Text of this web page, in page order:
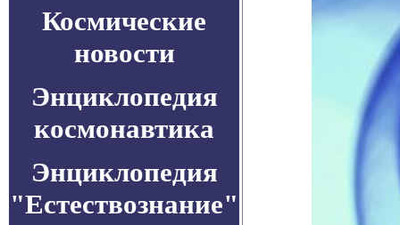
Космические
новости
Энциклопедия
космонавтика
Энциклопедия
"Естествознание"